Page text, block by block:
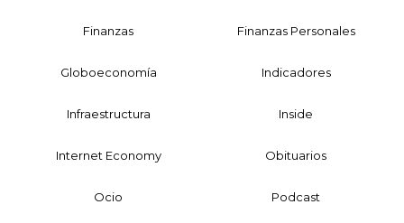
Finanzas Finanzas Personales
Globoeconomía Indicadores
Infraestructura Inside
Internet Economy Obituarios
Ocio Podcast